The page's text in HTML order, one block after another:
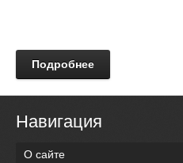
Подробнее
Навигация
О сайте